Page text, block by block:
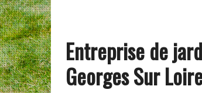
Entreprise de
Georges Sur